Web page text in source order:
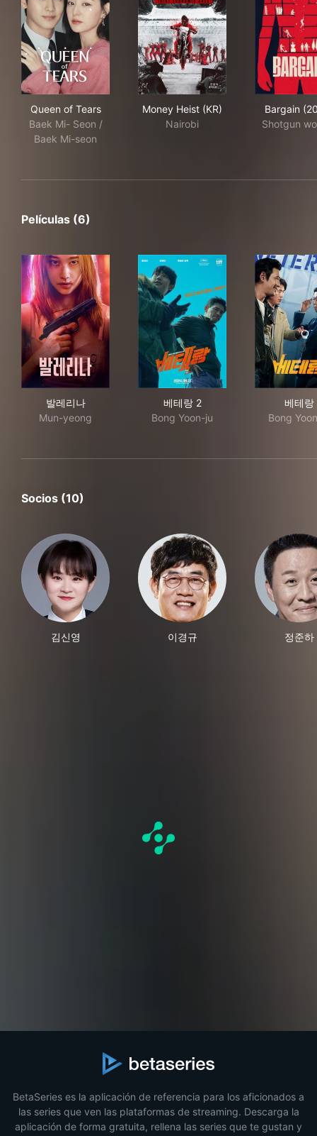
Queen of Tears
Baek Mi- Seon /
Baek Mi-seon
Money Heist (KR)
Nairobi
Bargain
Shotgun
Películas (6)
발레리나
Mun-yeong
베테랑 2
Bong Yoon-ju
베테랑
Bong
Socios (10)
김신영 이경규 정준하
BetaSeries es la aplicación de referencia para los aficionados a
las series que ven las plataformas de streaming. Descarga la
aplicación de forma gratuita, rellena las series que te gustan y